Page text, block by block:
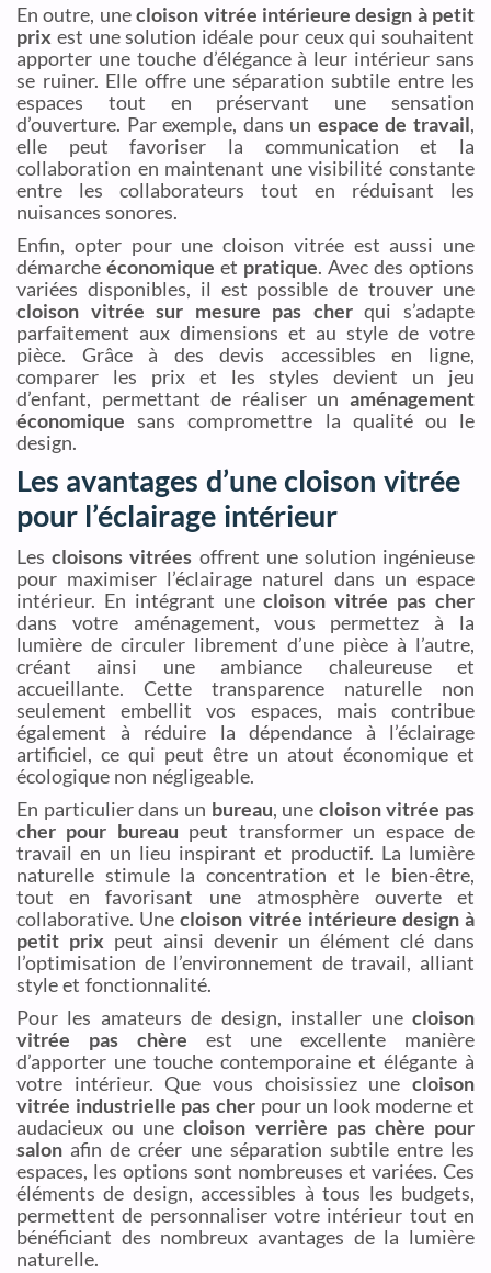
En outre, unecloison vitrée intérieure design à petit
prix est une solution idéale pour ceux qui souhaitent
apporter une touche d’élégance à leur intérieur sans
se ruiner. Elle offre une séparation subtile entre les
espaces tout en préservant une sensation
d’ouverture. Par exemple, dans un espace de travail,
elle peut favoriser la communication et la
collaboration en maintenant une visibilité constante
entre les collaborateurs tout en réduisant les
nuisances sonores.
Enfin, opter pour une cloison vitrée est aussi une
démarche économique et pratique. Avec des options
variées disponibles, il est possible de trouver une
cloison vitrée sur mesure pas cherqui s’adapte
parfaitement aux dimensions et au style de votre
pièce. Grâce à des devis accessibles en ligne,
comparer les prix et les styles devient un jeu
d’enfant, permettant de réaliser un aménagement
économique sans compromettre la qualité ou le
design.
Les avantages d’une cloison vitrée
pour l’éclairage intérieur
Lescloisons vitrées offrent une solution ingénieuse
pour maximiser l’éclairage naturel dans un espace
intérieur. En intégrant unecloison vitrée pas cher
dans votre aménagement, vous permettez à la
lumière de circuler librement d’une pièce à l’autre,
créant ainsi une ambiance chaleureuse et
accueillante. Cette transparence naturelle non
seulement embellit vos espaces, mais contribue
également à réduire la dépendance à l’éclairage
artificiel, ce qui peut être un atout économique et
écologique non négligeable.
En particulier dans un bureau, une cloison vitrée pas
cher pour bureau peut transformer un espace de
travail en un lieu inspirant et productif. La lumière
naturelle stimule la concentration et le bien-être,
tout en favorisant une atmosphère ouverte et
collaborative. Unecloison vitrée intérieure design à
petit prix peut ainsi devenir un élément clé dans
l’optimisation de l’environnement de travail, alliant
style et fonctionnalité.
Pour les amateurs de design, installer une cloison
vitrée pas chère est une excellente manière
d’apporter une touche contemporaine et élégante à
votre intérieur. Que vous choisissiez une cloison
vitrée industrielle pas cherpour un look moderne et
audacieux ou unecloison verrière pas chère pour
salon afin de créer une séparation subtile entre les
espaces, les options sont nombreuses et variées. Ces
éléments de design, accessibles à tous les budgets,
permettent de personnaliser votre intérieur tout en
bénéficiant des nombreux avantages de la lumière
naturelle.